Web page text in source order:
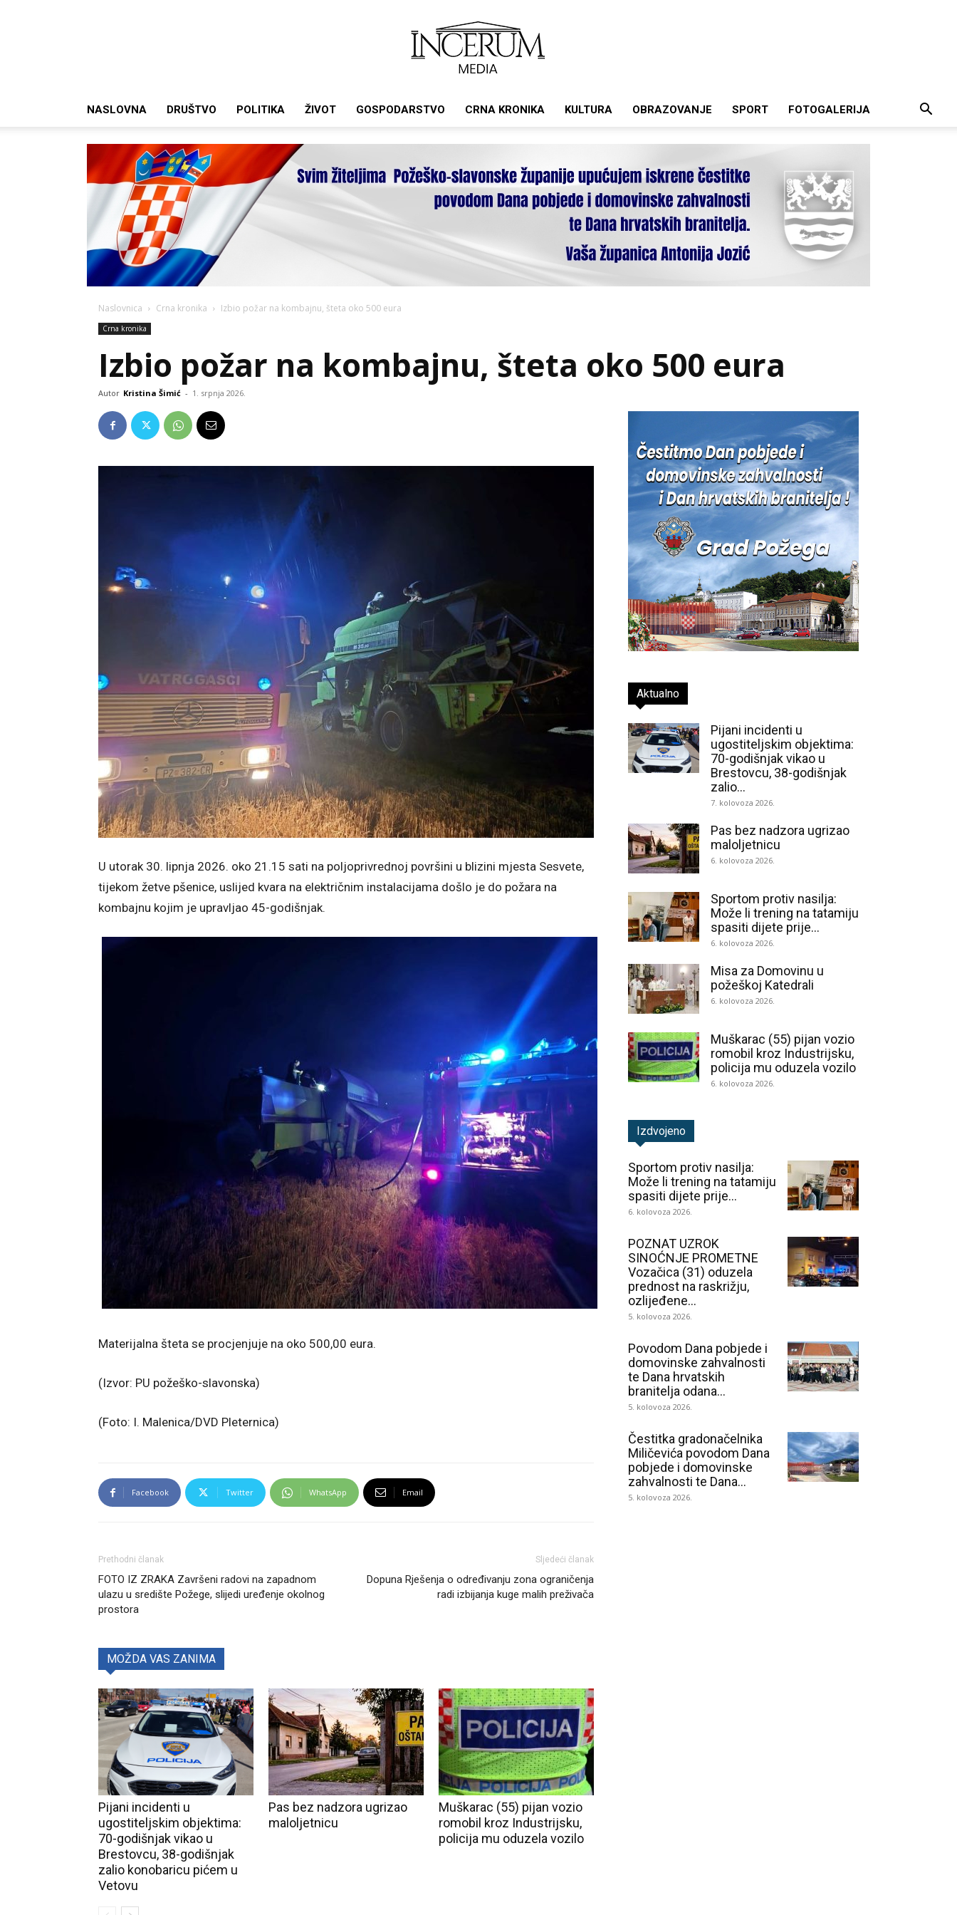
NASLOVNA DRUŠTVO POLITIKA ŽIVOT GOSPODARSTVO CRNA KRONIKA KULTURA OBRAZOVANJE SPORT FOTOGALERIJA
Naslovnica Crna kronika Izbio požar na kombajnu, šteta oko 500 eura
Crna kronika
Izbio požar na kombajnu, šteta oko 500 eura
Autor Kristina Šimić - 1. srpnja 2026.
U utorak 30. lipnja 2026. oko 21.15 sati na poljoprivrednoj površini u blizini mjesta Sesvete,
tijekom žetve pšenice, uslijed kvara na električnim instalacijama došlo je do požara na
kombajnu kojim je upravljao 45-godišnjak.
Materijalna šteta se procjenjuje na oko 500,00 eura.
(Izvor: PU požeško-slavonska)
(Foto: I. Malenica/DVD Pleternica)
Facebook Twitter WhatsApp Email
Prethodni članak
FOTO IZ ZRAKA Završeni radovi na zapadnom
ulazu u središte Požege, slijedi uređenje okolnog
prostora
Sljedeći članak
Dopuna Rješenja o određivanju zona ograničenja
radi izbijanja kuge malih preživača
MOŽDA VAS ZANIMA
Pijani incidenti u
ugostiteljskim objektima:
70-godišnjak vikao u
Brestovcu, 38-godišnjak
zalio konobaricu pićem u
Vetovu
Pas bez nadzora ugrizao
maloljetnicu
Muškarac (55) pijan vozio
romobil kroz Industrijsku,
policija mu oduzela vozilo
Aktualno
Pijani incidenti u
ugostiteljskim objektima:
70-godišnjak vikao u
Brestovcu, 38-godišnjak
zalio...
7. kolovoza 2026.
Pas bez nadzora ugrizao
maloljetnicu
6. kolovoza 2026.
Sportom protiv nasilja:
Može li trening na tatamiju
spasiti dijete prije...
6. kolovoza 2026.
Misa za Domovinu u
požeškoj Katedrali
6. kolovoza 2026.
Muškarac (55) pijan vozio
romobil kroz Industrijsku,
policija mu oduzela vozilo
6. kolovoza 2026.
Izdvojeno
Sportom protiv nasilja:
Može li trening na tatamiju
spasiti dijete prije...
6. kolovoza 2026.
POZNAT UZROK
SINOĆNJE PROMETNE
Vozačica (31) oduzela
prednost na raskrižju,
ozlijeđene...
5. kolovoza 2026.
Povodom Dana pobjede i
domovinske zahvalnosti
te Dana hrvatskih
branitelja odana...
5. kolovoza 2026.
Čestitka gradonačelnika
Miličevića povodom Dana
pobjede i domovinske
zahvalnosti te Dana...
5. kolovoza 2026.